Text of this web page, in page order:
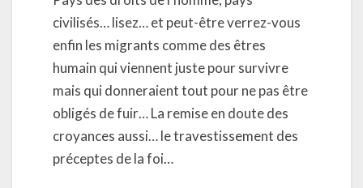
civilisés… lisez… et peut-être verrez-vous
enfin les migrants comme des êtres
humain qui viennent juste pour survivre
mais qui donneraient tout pour ne pas être
obligés de fuir… La remise en doute des
croyances aussi… le travestissement des
préceptes de la foi…